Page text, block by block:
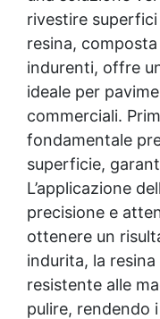
protezione
garage,
resistente a
rivestire
resina,
indurenti, offre
ideale per
commerciali.
fondamentale
superficie,
L’applicazione
precisione e
ottenere un
indurita, la
resistente alle
pulire, rendendo